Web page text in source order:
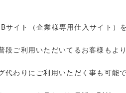
サイト（企業様専用仕入サイト）
段ご利用いただいてるお客様もよ
代わりにご利用いただく事も可能で